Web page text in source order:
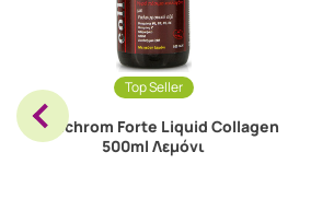
Top Seller
Medichrom Forte Liquid Collagen
500ml Λεμόνι